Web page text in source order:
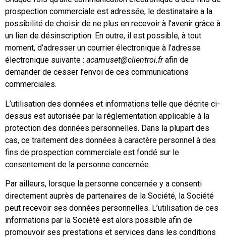
prospection commerciale est adressée, le destinataire a la
possibilité de choisir de ne plus en recevoir à l’avenir grâce à
un lien de désinscription. En outre, il est possible, à tout
moment, d’adresser un courrier électronique à l’adresse
électronique suivante : acamuset@clientroi.frafin de
demander de cesser l’envoi de ces communications
commerciales.
L’utilisation des données et informations telle que décrite ci-
dessus est autorisée par la réglementation applicable à la
protection des données personnelles. Dans la plupart des
cas, ce traitement des données à caractère personnel à des
fins de prospection commerciale est fondé sur le
consentement de la personne concernée.
Par ailleurs, lorsque la personne concernée y a consenti
directement auprès de partenaires de la Société, la Société
peut recevoir ses données personnelles. L’utilisation de ces
informations par la Société est alors possible afin de
promouvoir ses prestations et services dans les conditions